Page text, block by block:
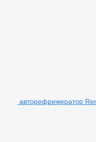
авторефрижератор